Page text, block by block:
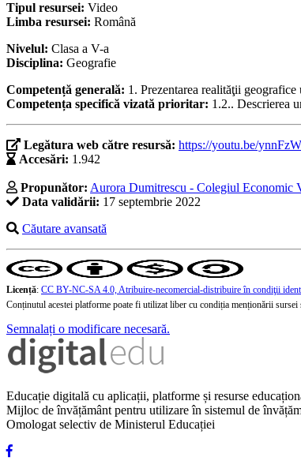
Tipul resursei: Video
Limba resursei: Română
Nivelul: Clasa a V-a
Disciplina: Geografie
Competență generală: 1. Prezentarea realităţii
Competența specifică vizată prioritar: 1.2.. Descrierea
Legătura web către resursă: https://youtu.be/
Accesări: 1.942
Propunător: Aurora Dumitrescu - Colegiul Economic
Data validării: 17 septembrie 2022
Căutare avansată
Licență: CC BY-NC-SA 4.0, Atribuire-necomercial-distribuire în condiţii
Conținutul acestei platforme poate fi utilizat liber cu condiția menționării
Semnalați o modificare necesară.
Educație digitală cu aplicații, platforme și resurse
Mijloc de învățământ pentru utilizare în sistemul de
Omologat selectiv de Ministerul Educației